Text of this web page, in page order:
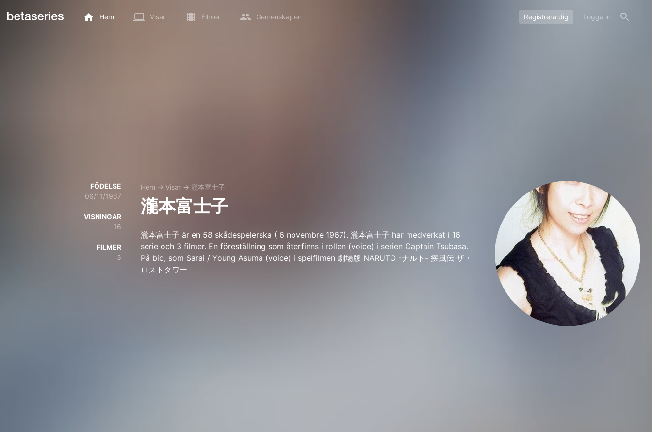
Hem Visar Filmer Gemenskapen Registrera dig Logga in
FÖDELSE
06/11/1967
VISNINGAR
16
FILMER
3
Hem → Visar → 瀧本富士子
瀧本富士子
瀧本富士子 är en 58 skådespelerska ( 6 novembre 1967). 瀧本富士子 har medverkat i 16
serie och 3 filmer. En föreställning som återfinns i rollen (voice) i serien Captain Tsubasa.
På bio, som Sarai / Young Asuma (voice) i spelfilmen 劇場版 NARUTO -ナルト- 疾風伝 ザ・
ロストタワー.